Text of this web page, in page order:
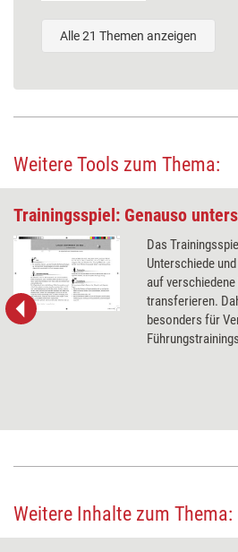
Alle 21 Themen anzeigen
Weitere Tools zum Thema:
Das
Unterschiede
auf
transferieren.
besonders für
Weitere Inhalte zum Thema: